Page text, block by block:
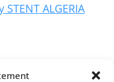
ALGERIA